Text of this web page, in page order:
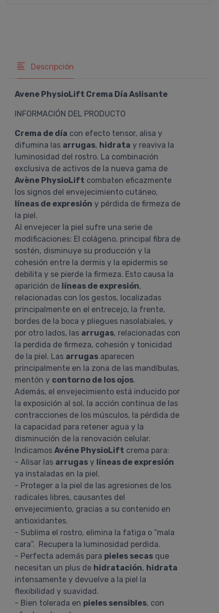
Descripción
Avene PhysioLift Crema Día Aslisante
INFORMACIÓN DEL PRODUCTO
Crema de día con efecto tensor, alisa y
difumina las arrugas, hidrata y reaviva la
luminosidad del rostro. La combinación
exclusiva de activos de la nueva gama de
Avène PhysioLift combaten eficazmente
los signos del envejecimiento cutáneo,
líneas de expresión y pérdida de firmeza de
la piel.
Al envejecer la piel sufre una serie de
modificaciones: El colágeno, principal fibra de
sostén, disminuye su producción y la
cohesión entre la dermis y la epidermis se
debilita y se pierde la firmeza. Esto causa la
aparición de líneas de expresión,
relacionadas con los gestos, localizadas
principalmente en el entrecejo, la frente,
bordes de la boca y pliegues nasolabiales, y
por otro lados, las arrugas, relacionadas con
la perdida de firmeza, cohesión y tonicidad
de la piel. Las arrugas aparecen
principalmente en la zona de las mandíbulas,
mentón y contorno de los ojos.
Además, el envejecimiento está inducido por
la exposición al sol, la acción continua de las
contracciones de los músculos, la pérdida de
la capacidad para retener agua y la
disminución de la renovación celular.
Indicamos Avéne PhysioLift crema para:
- Alisar las arrugas y líneas de expresión
ya instaladas en la piel.
- Proteger a la piel de las agresiones de los
radicales libres, causantes del
envejecimiento, gracias a su contenido en
antioxidantes.
- Sublima el rostro, elimina la fatiga o “mala
cara”. Recupera la luminosidad perdida.
- Perfecta además para pieles secas que
necesitan un plus de hidratación, hidrata
intensamente y devuelve a la piel la
flexibilidad y suavidad.
- Bien tolerada en pieles sensibles, con